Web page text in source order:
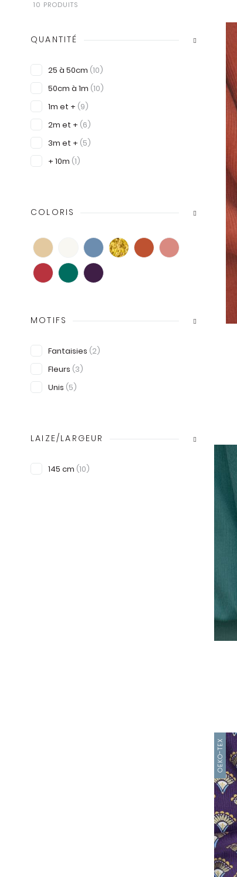
Doublure
BOUTONS À COUDRE
10 PRODUITS
QUANTITÉ
25 à 50cm (10)
50cm à 1m (10)
1m et + (9)
2m et + (6)
3m et + (5)
+ 10m (1)
COLORIS
MOTIFS
Fantaisies (2)
Fleurs (3)
Unis (5)
LAIZE/LARGEUR
145 cm (10)
OEKO-TEX